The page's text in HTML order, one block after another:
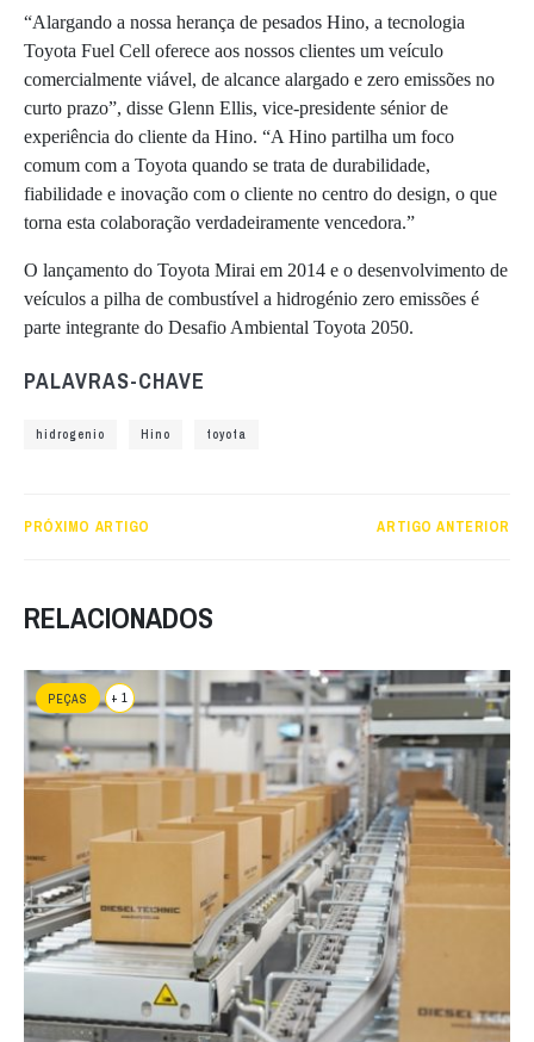
“Alargando a nossa herança de pesados Hino, a tecnologia
Toyota Fuel Cell oferece aos nossos clientes um veículo
comercialmente viável, de alcance alargado e zero emissões no
curto prazo”, disse Glenn Ellis, vice-presidente sénior de
experiência do cliente da Hino. “A Hino partilha um foco
comum com a Toyota quando se trata de durabilidade,
fiabilidade e inovação com o cliente no centro do design, o que
torna esta colaboração verdadeiramente vencedora.”
O lançamento do Toyota Mirai em 2014 e o desenvolvimento de
veículos a pilha de combustível a hidrogénio zero emissões é
parte integrante do Desafio Ambiental Toyota 2050.
PALAVRAS-CHAVE
hidrogenio Hino toyota
PRÓXIMO ARTIGO ARTIGO ANTERIOR
RELACIONADOS
PEÇAS + 1